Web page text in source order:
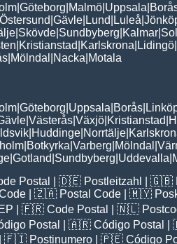
Göteborg Malmö Uppsala
Östersund Gävle Lund Luleå
Skövde Sundbyberg Kalmar
Kristianstad Karlskrona Lidingö
Mölndal Nacka Motala
Göteborg Uppsala Borås
Västerås Växjö Kristianstad
Huddinge Norrtälje
Botkyrka Varberg Mölndal
Gotland Sundbyberg Uddevalla
Postal | 🇩🇪 Postleitzahl | 🇬🇧
| 🇿🇦 Postal Code | 🇲🇾
| 🇫🇷 Code Postal | 🇳🇱
Postal | 🇦🇷 Código Postal |
| 🇫🇮 Postinumero | 🇵🇪 Código